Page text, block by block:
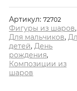
Артикул: 72702
Фигуры из шаров,
Для мальчиков,
детей, День
рождения,
Композиции из
шаров